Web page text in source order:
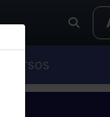
Cursos